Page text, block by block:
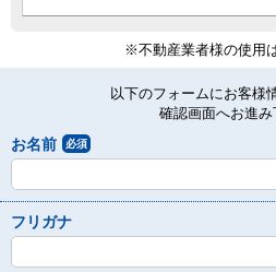
※不動産業者様の使用
以下のフォームにお客様
確認画面へお進み
お名前 必須
フリガナ